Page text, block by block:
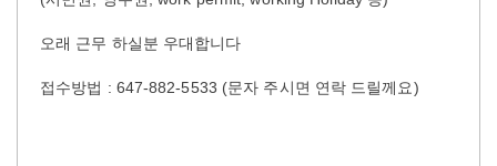
오래 근무 하실분 우대합니다
접수방법 : 647-882-5533 (문자 주시면 연락 드릴께요)